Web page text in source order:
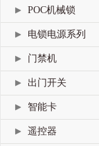
POC机械锁
电锁电源系列
门禁机
出门开关
智能卡
遥控器